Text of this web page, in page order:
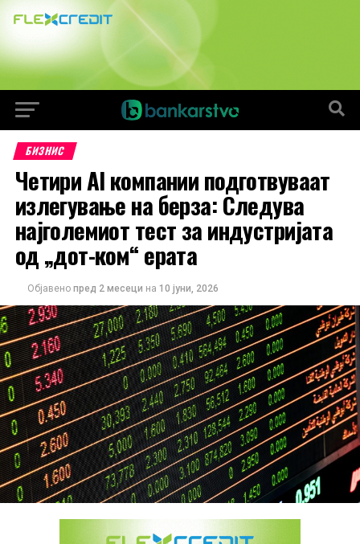
БИЗНИС
Четири AI компании подготвуваат
излегување на берза: Следува
најголемиот тест за индустријата
од „дот-ком“ ерата
Објавено пред 2 месеци на 10 јуни, 2026